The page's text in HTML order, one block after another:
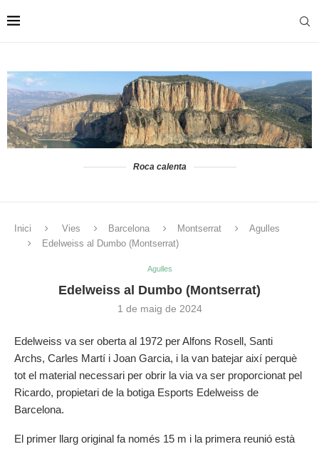
Roca calenta
Inici Vies Barcelona Montserrat
Agulles
Edelweiss al Dumbo (Montserrat)
Agulles
Edelweiss al Dumbo (Montserrat)
1 de maig de 2024
Edelweiss va ser oberta al 1972 per Alfons Rosell, Santi
Archs, Carles Martí i Joan Garcia, i la van batejar així perquè
tot el material necessari per obrir la via va ser proporcionat pel
Ricardo, propietari de la botiga Esports Edelweiss de
Barcelona.
El primer llarg original fa només 15 m i la primera reunió està